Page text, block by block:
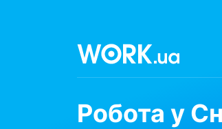
Робота у